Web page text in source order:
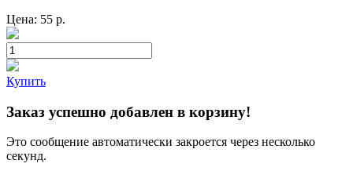
Цена: 55 р.
Купить
Заказ успешно добавлен в корзину!
Это сообщение автоматически закроется через несколько
секунд.